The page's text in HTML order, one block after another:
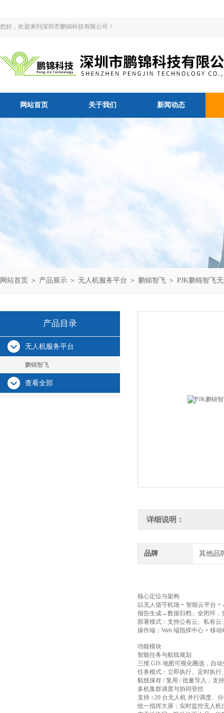
您好，欢迎来到深圳市鹏锦科技有限公司！
网站首页 关于我们 新闻动态
网站首页 ＞ 产品展示 ＞ 无人机服务平台 ＞ 鹏锦智飞 ＞ PJK鹏锦智飞
产品目录
无人机服务平台
鹏锦智飞
查看全部
详细说明：
品牌 其他品
核心定位与架构
以无人值守机场 + 智能云平台
报告生成→数据归档」全闭环，
部署模式：支持公有云、私有
操作端：Web 端指挥中心 + 移
功能模块
智能任务与航线规划
三维 GIS 地图可视化圈选，自
任务模式：立即执行、定时执
航线保存 / 复用 / 批量导入，支
多机集群调度与协同管控
支持 ≥20 台无人机 并行调度、
统一指挥大屏：实时监控无人